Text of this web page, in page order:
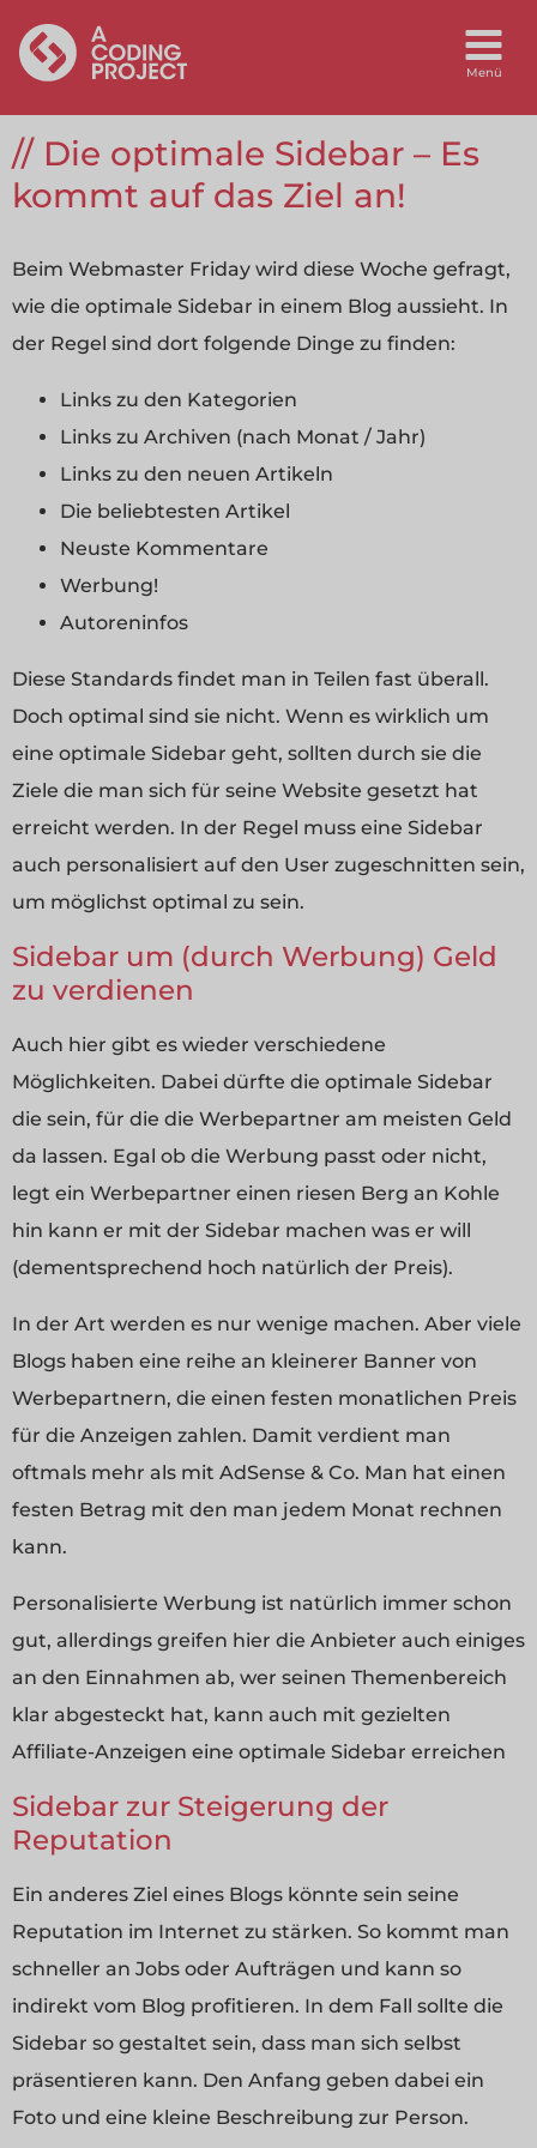
Die optimale Sidebar – Es
kommt auf das Ziel an!
Beim Webmaster Friday wird diese Woche gefragt,
wie die optimale Sidebar in einem Blog aussieht. In
der Regel sind dort folgende Dinge zu finden:
Links zu den Kategorien
Links zu Archiven (nach Monat / Jahr)
Links zu den neuen Artikeln
Die beliebtesten Artikel
Neuste Kommentare
Werbung!
Autoreninfos
Diese Standards findet man in Teilen fast überall.
Doch optimal sind sie nicht. Wenn es wirklich um
eine optimale Sidebar geht, sollten durch sie die
Ziele die man sich für seine Website gesetzt hat
erreicht werden. In der Regel muss eine Sidebar
auch personalisiert auf den User zugeschnitten sein,
um möglichst optimal zu sein.
Sidebar um (durch Werbung) Geld
zu verdienen
Auch hier gibt es wieder verschiedene
Möglichkeiten. Dabei dürfte die optimale Sidebar
die sein, für die die Werbepartner am meisten Geld
da lassen. Egal ob die Werbung passt oder nicht,
legt ein Werbepartner einen riesen Berg an Kohle
hin kann er mit der Sidebar machen was er will
(dementsprechend hoch natürlich der Preis).
In der Art werden es nur wenige machen. Aber viele
Blogs haben eine reihe an kleinerer Banner von
Werbepartnern, die einen festen monatlichen Preis
für die Anzeigen zahlen. Damit verdient man
oftmals mehr als mit AdSense & Co. Man hat einen
festen Betrag mit den man jedem Monat rechnen
kann.
Personalisierte Werbung ist natürlich immer schon
gut, allerdings greifen hier die Anbieter auch einiges
an den Einnahmen ab, wer seinen Themenbereich
klar abgesteckt hat, kann auch mit gezielten
Affiliate-Anzeigen eine optimale Sidebar erreichen
Sidebar zur Steigerung der
Reputation
Ein anderes Ziel eines Blogs könnte sein seine
Reputation im Internet zu stärken. So kommt man
schneller an Jobs oder Aufträgen und kann so
indirekt vom Blog profitieren. In dem Fall sollte die
Sidebar so gestaltet sein, dass man sich selbst
präsentieren kann. Den Anfang geben dabei ein
Foto und eine kleine Beschreibung zur Person.